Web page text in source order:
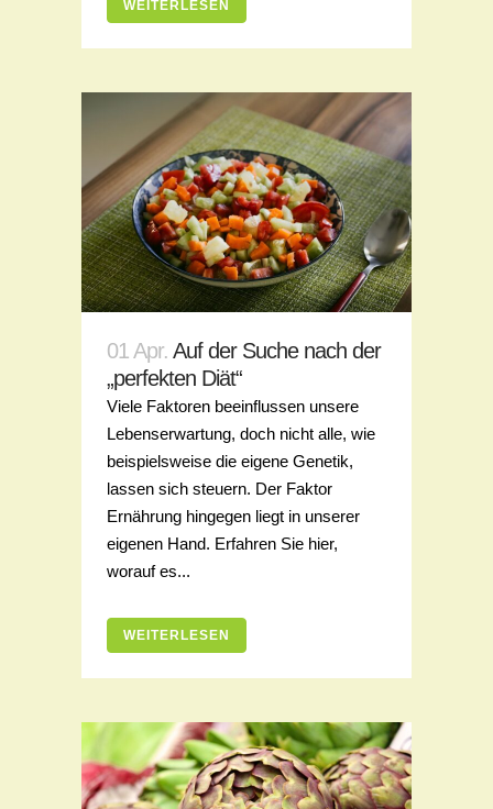
WEITERLESEN
01 Apr. Auf der Suche nach der
„perfekten Diät“
Viele Faktoren beeinflussen unsere
Lebenserwartung, doch nicht alle, wie
beispielsweise die eigene Genetik,
lassen sich steuern. Der Faktor
Ernährung hingegen liegt in unserer
eigenen Hand. Erfahren Sie hier,
worauf es...
WEITERLESEN